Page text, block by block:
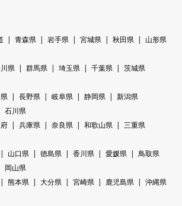
青森県 岩手県 宮城県 秋田県
山形県
県 群馬県 埼玉県 千葉県
茨城県
長野県 岐阜県 静岡県
新潟県
石川県
兵庫県 奈良県 和歌山県
三重県
山口県 徳島県 香川県 愛媛県
鳥取県
岡山県
熊本県 大分県 宮崎県 鹿児島県
沖縄県